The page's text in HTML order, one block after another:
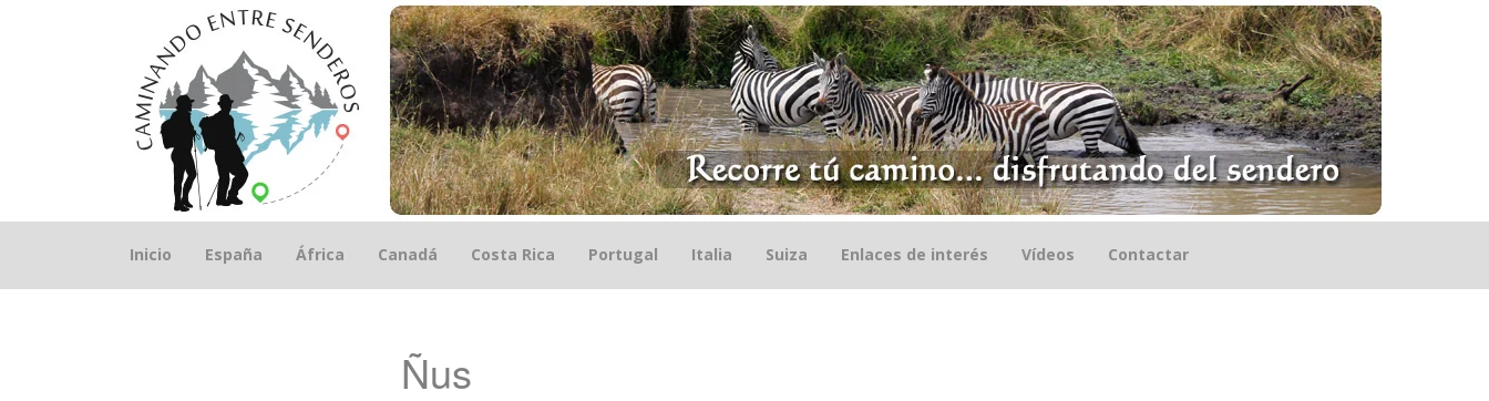
Saltar
Inicio España África Canadá Costa Rica Portugal Italia Suiza Enlaces de interés Vídeos Contactar
Ñus